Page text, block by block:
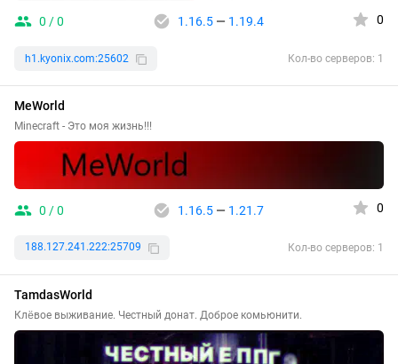
0 / 0 1.16.5— 1.19.4 0
h1.kyonix.com:25602 Кол-во серверов: 1
MeWorld
Minecraft - Это моя жизнь!!!
0 / 0 1.16.5— 1.21.7 0
188.127.241.222:25709 Кол-во серверов: 1
TamdasWorld
Клёвое выживание. Честный донат. Доброе комьюнити.